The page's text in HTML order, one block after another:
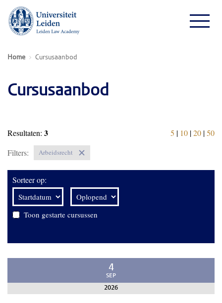
Home Cursusaanbod
Cursusaanbod
Resultaten: 3 5 | 10 |20 |50
Filters:
Arbeidsrecht
Sorteer op:
Toon gestarte cursussen
4
SEP
2026